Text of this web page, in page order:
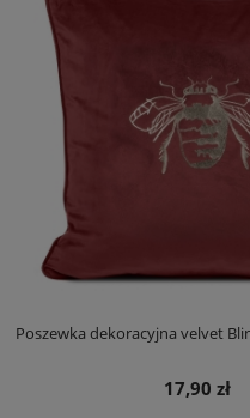
Poszewka dekoracyjna velvet
17,90 zł